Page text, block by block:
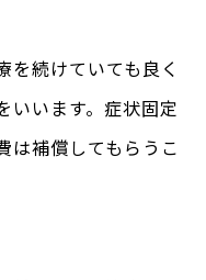
を続けていても良く
いいます。症状固定
は補償してもらうこ